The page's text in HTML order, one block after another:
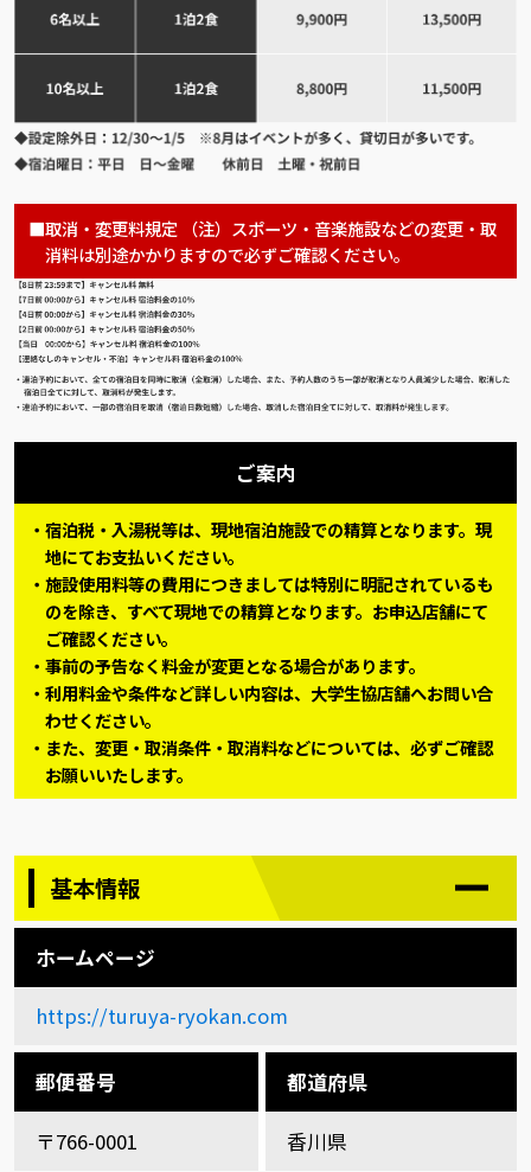
取消・変更料規定 （注）スポーツ・音楽施設などの変更・取
消料は別途かかりますので必ずご確認ください。
ご案内
宿泊税・入湯税等は、現地宿泊施設での精算となります。現
地にてお支払いください。
施設使用料等の費用につきましては特別に明記されているも
のを除き、すべて現地での精算となります。お申込店舗にて
ご確認ください。
事前の予告なく料金が変更となる場合があります。
利用料金や条件など詳しい内容は、大学生協店舗へお問い合
わせください。
また、変更・取消条件・取消料などについては、必ずご確認
お願いいたします。
基本情報
ホームページ
https://turuya-ryokan.com
郵便番号
〒766-0001
都道府県
香川県